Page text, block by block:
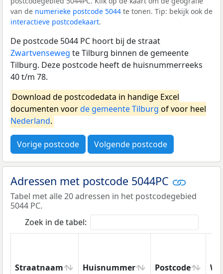
van de numerieke postcode 5044 te tonen. Tip: bekijk ook de
interactieve postcodekaart.
De postcode 5044 PC hoort bij de straat
Zwartvenseweg te Tilburg binnen de gemeente
Tilburg. Deze postcode heeft de huisnummerreeks
40 t/m 78.
Download de postcodedata in handige Excel
documenten voorde gemeente Tilburg of voor heel
Nederland.
Vorige postcode Volgende postcode
Adressen met postcode 5044PC
Tabel met alle 20 adressen in het postcodegebied
5044 PC.
Zoek in de tabel:
Straatnaam Huisnummer Postcode